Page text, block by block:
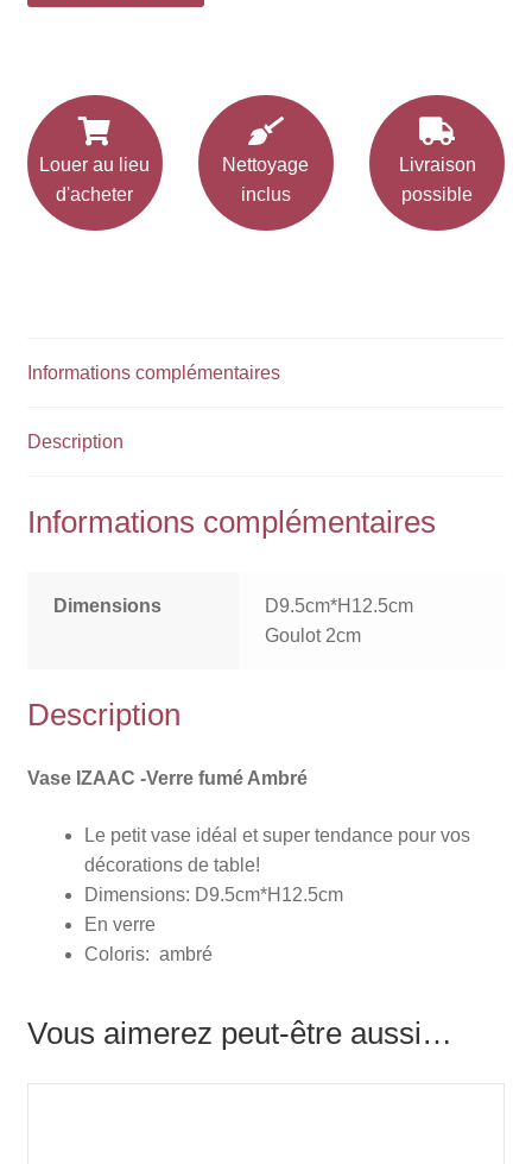
Louer au lieu
d'acheter
Nettoyage
inclus
Livraison
possible
Informations complémentaires
Description
Informations complémentaires
Dimensions
D9.5cm*H12.5cm
Goulot 2cm
Description
Vase IZAAC -Verre fumé Ambré
Le petit vase idéal et super tendance pour vos
décorations de table!
Dimensions: D9.5cm*H12.5cm
En verre
Coloris: ambré
Vous aimerez peut-être aussi…